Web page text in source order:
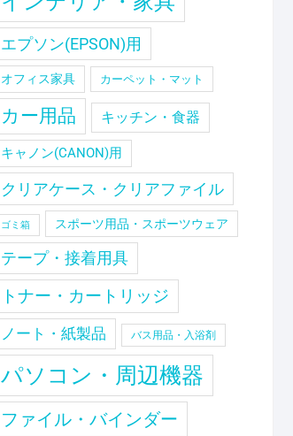
エプソン(EPSON)用
オフィス家具 カーペット・マット
カー用品 キッチン・食器
キャノン(CANON)用
クリアケース・クリアファイル
ゴミ箱 スポーツ用品・スポーツウェア
テープ・接着用具
トナー・カートリッジ
ノート・紙製品 バス用品・入浴剤
パソコン・周辺機器
ファイル・バインダー